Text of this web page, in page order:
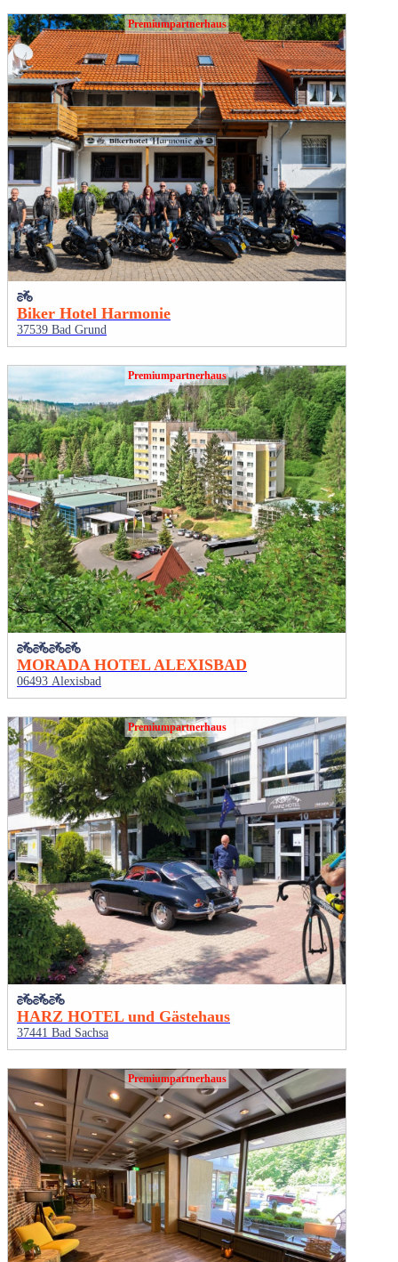
Premiumpartnerhaus
Biker Hotel Harmonie
37539 Bad Grund
Premiumpartnerhaus
MORADA HOTEL ALEXISBAD
06493 Alexisbad
Premiumpartnerhaus
HARZ HOTEL und Gästehaus
37441 Bad Sachsa
Premiumpartnerhaus